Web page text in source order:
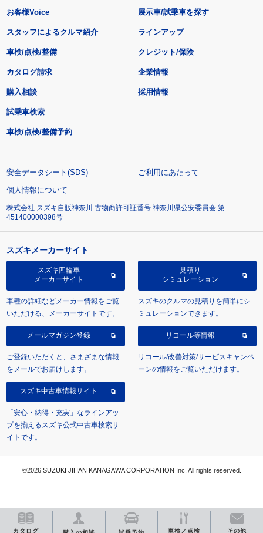
カタログ 車検／点検 その他
お客様Voice
スタッフによるクルマ紹介
展示車/試乗車を探す
ラインアップ
車検/点検/整備 クレジット/保険
カタログ請求
購入相談
試乗車検索
車検/点検/整備予約
企業情報
採用情報
安全データシート(SDS)
ご利用にあたって
個人情報について
株式会社 スズキ自販神奈川 古物商許可証番号 神奈川県公安委員会 第
451400000398号
スズキメーカーサイト
スズキ四輪車
メーカーサイト
車種の詳細などメーカー情報をご覧
いただける、メーカーサイトです。
見積り
シミュレーション
スズキのクルマの見積りを簡単にシ
ミュレーションできます。
メールマガジン登録
ご登録いただくと、さまざまな情報
をメールでお届けします。
リコール等情報
リコール/改善対策/サービスキャンペ
ーンの情報をご覧いただけます。
スズキ中古車情報サイト
「安心・納得・充実」なラインアッ
プを揃えるスズキ公式中古車検索サ
イトです。
©2026 SUZUKI JIHAN KANAGAWA CORPORATION Inc. All rights reserved.